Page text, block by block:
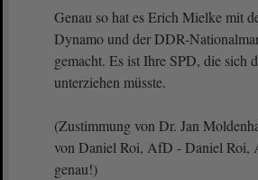
Genau so hat es Erich Mielke mit
Dynamo und der DDR-
gemacht. Es ist Ihre SPD, die sich
unterziehen müsste.
(Zustimmung von Dr. Jan
von Daniel Roi, AfD - Daniel Roi,
genau!)